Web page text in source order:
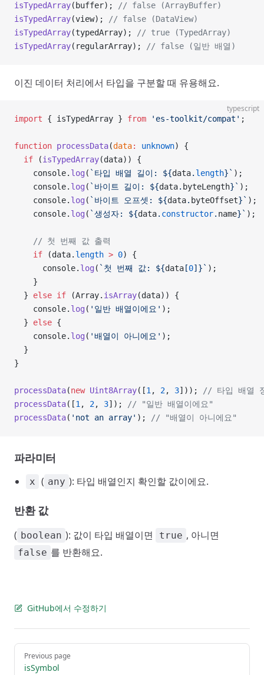
isTypedArray(buffer);
// false (ArrayBuffer)
isTypedArray(view);
// false (DataView)
isTypedArray(typedArray);
// true (TypedArray)
isTypedArray(regularArray); // false (일반 배열)
이진 데이터 처리에서 타입을 구분할 때 유용해요.
typescript
import { isTypedArray } from 'es-toolkit/compat' ;
function processData(data: unknown) {
  if
(isTypedArray(data)) {
    console.
log ( `타입 배열 길이: ${data. length}` );
    console.
log ( `바이트 길이: ${data. byteLength}` );
    console.
log ( `바이트 오프셋: ${data. byteOffset}` );
    console.
log ( `생성자: ${data. constructor. name}` );
    // 첫 번째 값 출력
    if
(data. length > 0) {
      console.
log ( `첫 번째 값: ${data [0] }` );
    }
  }
else if (Array. isArray(data)) {
    console.
log ( '일반 배열이에요' );
  }
else {
    console.
log ( '배열이 아니에요' );
  }
}
processData(new Uint8Array([1 , 2, 3]));
// 타입 배열
processData([1 , 2, 3]);
// "일반 배열이에요"
processData( 'not an array' ); // "배열이 아니에요"
파라미터
x ( any ): 타입 배열인지 확인할 값이에요.
반환 값
( boolean ): 값이 타입 배열이면 true , 아니면
false 를 반환해요.
GitHub에서 수정하기
Pager
Previous page
isSymbol